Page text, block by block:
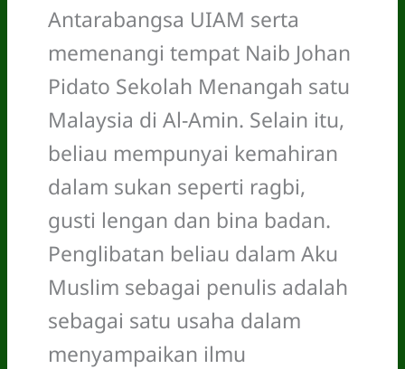
Antarabangsa UIAM serta
memenangi tempat Naib Johan
Pidato Sekolah Menangah satu
Malaysia di Al-Amin. Selain itu,
beliau mempunyai kemahiran
dalam sukan seperti ragbi,
gusti lengan dan bina badan.
Penglibatan beliau dalam Aku
Muslim sebagai penulis adalah
sebagai satu usaha dalam
menyampaikan ilmu